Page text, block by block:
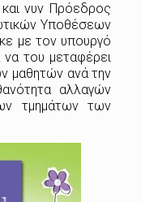
νυν Πρόεδρος
Υποθέσεων
με τον υπουργό
του μεταφέρει
μαθητών ανά την
αλλαγών
τμημάτων των